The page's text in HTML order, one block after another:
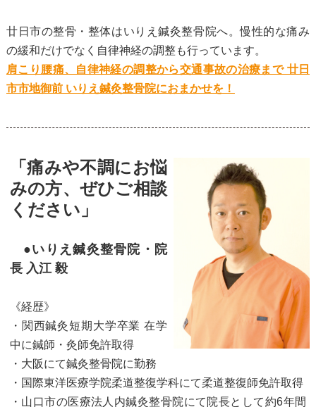
廿日市の整骨・整体はいりえ鍼灸整骨院へ。慢性的な痛み
の緩和だけでなく自律神経の調整も行っています。
肩こり腰痛、自律神経の調整から交通事故の治療まで 廿日
市市地御前 いりえ鍼灸整骨院におまかせを！
「痛みや不調にお悩
みの方、ぜひご相談
ください」
●いりえ鍼灸整骨院・院
長 入江 毅
《経歴》
・関西鍼灸短期大学卒業 在学
中に鍼師・灸師免許取得
・大阪にて鍼灸整骨院に勤務
・国際東洋医療学院柔道整復学科にて柔道整復師免許取得
・山口市の医療法人内鍼灸整骨院にて院長として約6年間